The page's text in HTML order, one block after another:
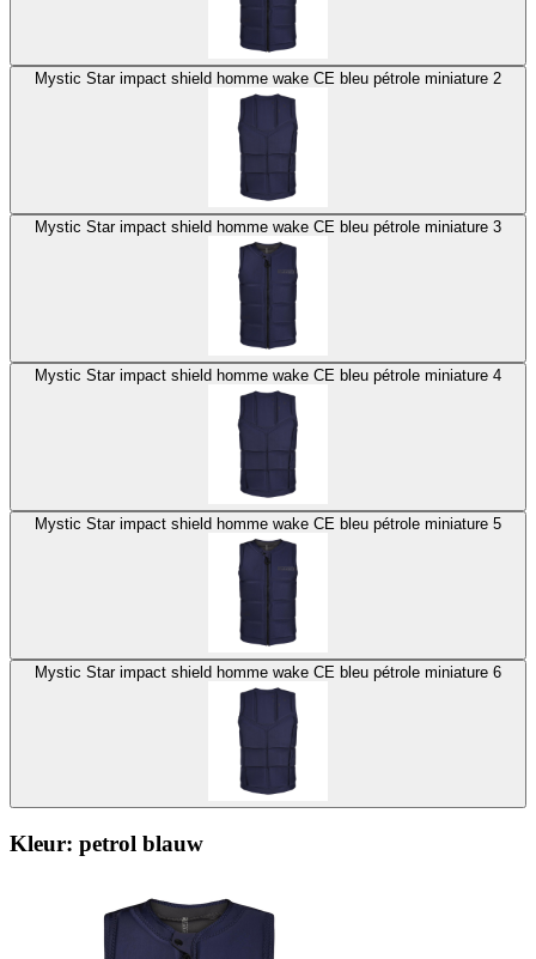
Mystic Star impact shield homme wake CE bleu pétrole miniature 2
Mystic Star impact shield homme wake CE bleu pétrole miniature 3
Mystic Star impact shield homme wake CE bleu pétrole miniature 4
Mystic Star impact shield homme wake CE bleu pétrole miniature 5
Mystic Star impact shield homme wake CE bleu pétrole miniature 6
Kleur: petrol blauw